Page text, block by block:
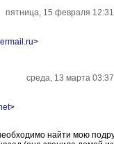
пятница, 15 февраля
>
среда, 13 марта
>
найти мою